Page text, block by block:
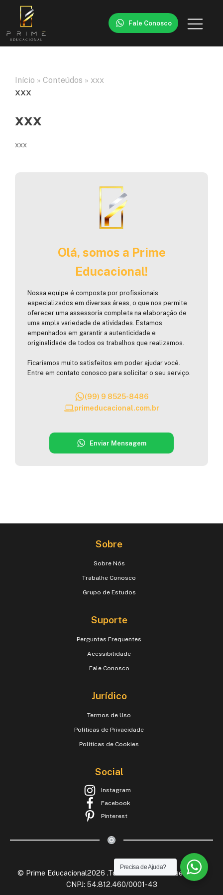
Fale Conosco
Início » Conteúdos » xxx
xxx
xxx
xxx
Olá, somos a Prime
Educacional!
Nossa equipe é composta por profissionais
especializados em diversas áreas, o que nos permite
oferecer uma assessoria completa na elaboração de
uma ampla variedade de atividades. Estamos
empenhados em garantir a autenticidade e
originalidade de todos os trabalhos que realizamos.
Ficaríamos muito satisfeitos em poder ajudar você.
Entre em contato conosco para solicitar o seu serviço.
(99) 9 8525-8486
primeducacional.com.br
Enviar Mensagem
Sobre
Sobre Nós
Trabalhe Conosco
Grupo de Estudos
Suporte
Perguntas Frequentes
Acessibilidade
Fale Conosco
Jurídico
Termos de Uso
Políticas de Privacidade
Políticas de Cookies
Social
Instagram
Facebook
Pinterest
© Prime Educacional2026 .Todos os Direitos Reservados.
CNPJ: 54.812.460/0001-43
Precisa de Ajuda?